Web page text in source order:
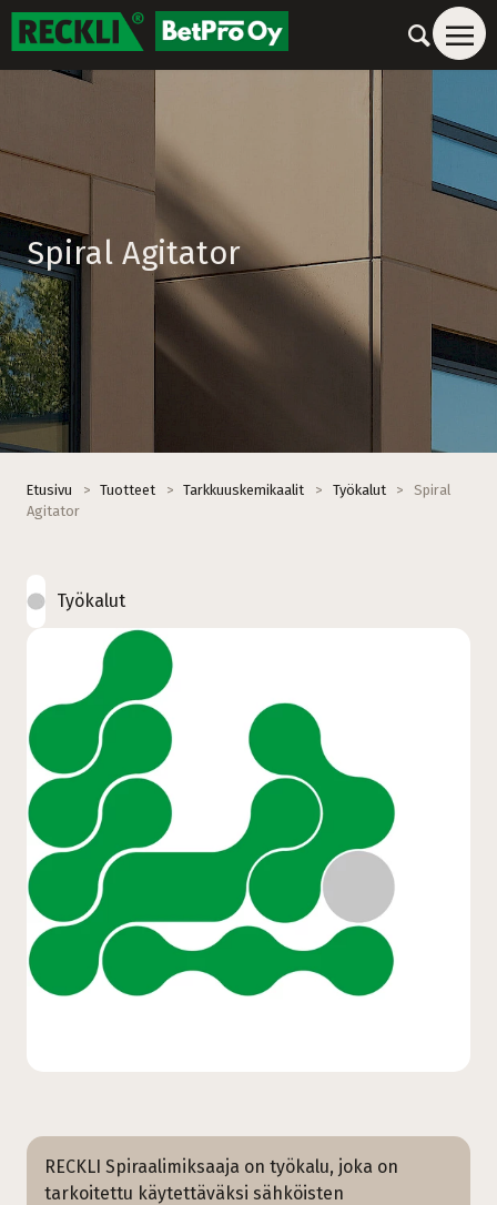
Spiral Agitator
Etusivu > Tuotteet > Tarkkuuskemikaalit > Työkalut >
Spiral
Agitator
Työkalut
RECKLI Spiraalimiksaaja on työkalu, joka on
tarkoitettu käytettäväksi sähköisten